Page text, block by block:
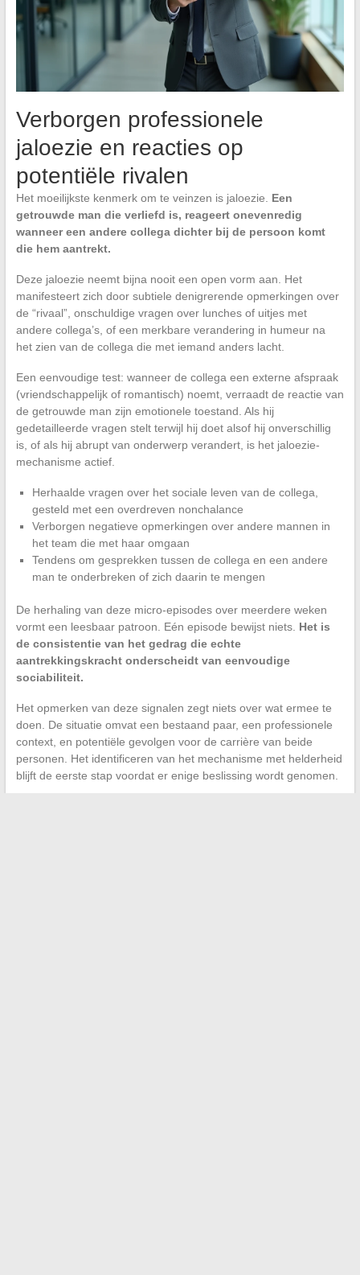
Verborgen professionele
jaloezie en reacties op
potentiële rivalen
Het moeilijkste kenmerk om te veinzen is jaloezie. Een
getrouwde man die verliefd is, reageert onevenredig
wanneer een andere collega dichter bij de persoon komt
die hem aantrekt.
Deze jaloezie neemt bijna nooit een open vorm aan. Het
manifesteert zich door subtiele denigrerende opmerkingen over
de “rivaal”, onschuldige vragen over lunches of uitjes met
andere collega’s, of een merkbare verandering in humeur na
het zien van de collega die met iemand anders lacht.
Een eenvoudige test: wanneer de collega een externe afspraak
(vriendschappelijk of romantisch) noemt, verraadt de reactie van
de getrouwde man zijn emotionele toestand. Als hij
gedetailleerde vragen stelt terwijl hij doet alsof hij onverschillig
is, of als hij abrupt van onderwerp verandert, is het jaloezie-
mechanisme actief.
Herhaalde vragen over het sociale leven van de collega,
gesteld met een overdreven nonchalance
Verborgen negatieve opmerkingen over andere mannen in
het team die met haar omgaan
Tendens om gesprekken tussen de collega en een andere
man te onderbreken of zich daarin te mengen
De herhaling van deze micro-episodes over meerdere weken
vormt een leesbaar patroon. Eén episode bewijst niets. Het is
de consistentie van het gedrag die echte
aantrekkingskracht onderscheidt van eenvoudige
sociabiliteit.
Het opmerken van deze signalen zegt niets over wat ermee te
doen. De situatie omvat een bestaand paar, een professionele
context, en potentiële gevolgen voor de carrière van beide
personen. Het identificeren van het mechanisme met helderheid
blijft de eerste stap voordat er enige beslissing wordt genomen.